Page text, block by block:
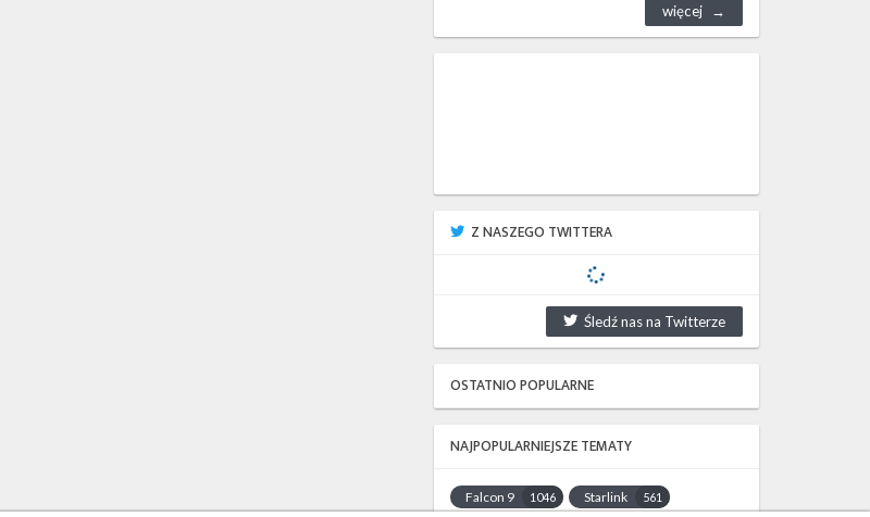
więcej
Z NASZEGO TWITTERA
Śledź nas na Twitterze
OSTATNIO POPULARNE
NAJPOPULARNIEJSZE TEMATY
Falcon 9 1046 Starlink 561